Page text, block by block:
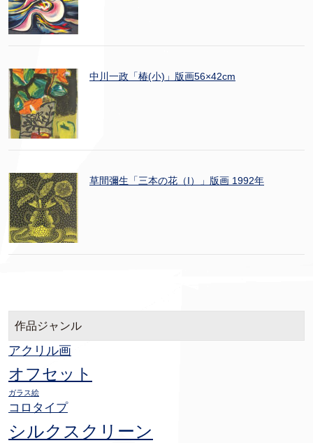
中川一政「椿(小)」版画56×42cm
草間彌生「三本の花（I）」版画 1992年
作品ジャンル
アクリル画
オフセット
ガラス絵
コロタイプ
シルクスクリーン